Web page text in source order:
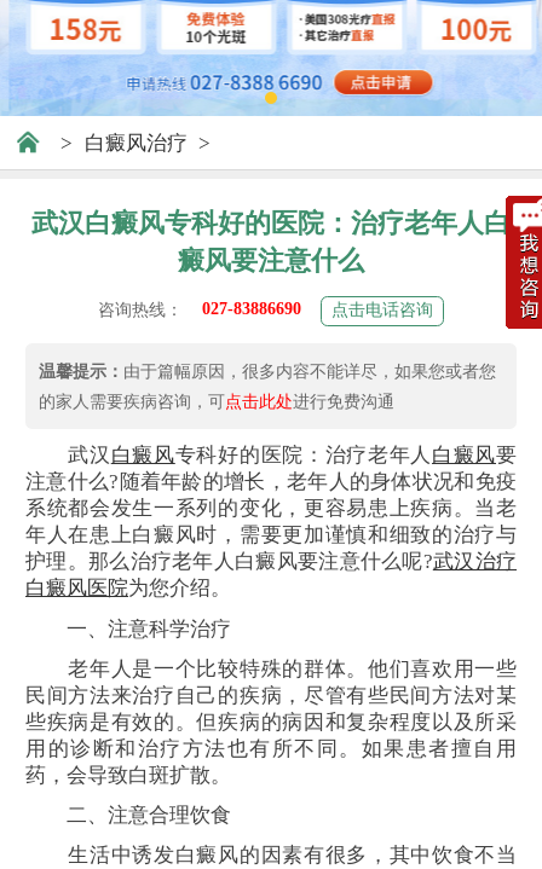
> 白癜风治疗 >
武汉白癜风专科好的医院：治疗老年人白
癜风要注意什么
咨询热线： 027-83886690 点击电话咨询
温馨提示： 由于篇幅原因，很多内容不能详尽，如果您或者您
的家人需要疾病咨询，可点击此处进行免费沟通
武汉 白癜风专科好的医院：治疗老年人 白癜风要
注意什么?随着年龄的增长，老年人的身体状况和免疫
系统都会发生一系列的变化，更容易患上疾病。当老
年人在患上白癜风时，需要更加谨慎和细致的治疗与
护理。那么治疗老年人白癜风要注意什么呢?武汉治疗
白癜风医院为您介绍。
一、注意科学治疗
老年人是一个比较特殊的群体。他们喜欢用一些
民间方法来治疗自己的疾病，尽管有些民间方法对某
些疾病是有效的。但疾病的病因和复杂程度以及所采
用的诊断和治疗方法也有所不同。如果患者擅自用
药，会导致白斑扩散。
二、注意合理饮食
生活中诱发白癜风的因素有很多，其中饮食不当